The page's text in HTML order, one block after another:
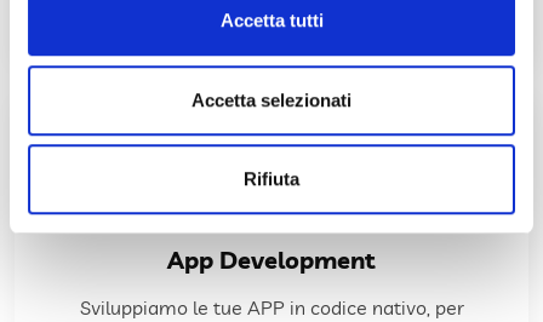
Accetta tutti
Accetta selezionati
Rifiuta
App Development
Sviluppiamo le tue APP in codice nativo, per
crescita e consente di poter estendere le
funzionalità delle web application anche sui
dispositivi mobili.